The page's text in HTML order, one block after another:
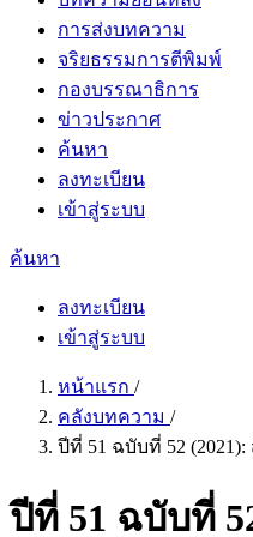
การส่งบทความ
จริยธรรมการตีพิมพ์
กองบรรณาธิการ
ข่าวประกาศ
ค้นหา
ลงทะเบียน
เข้าสู่ระบบ
ค้นหา
ลงทะเบียน
เข้าสู่ระบบ
หน้าแรก /
คลังบทความ /
ปีที่ 51 ฉบับที่ 52
ปีที่ 51 ฉบับที่